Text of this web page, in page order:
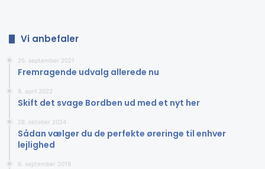
Vi anbefaler
25. september 2021
Fremragende udvalg allerede nu
8. april 2022
Skift det svage Bordben ud med et nyt her
28. oktober 2024
Sådan vælger du de perfekte øreringe til enhver
lejlighed
6. september 2018